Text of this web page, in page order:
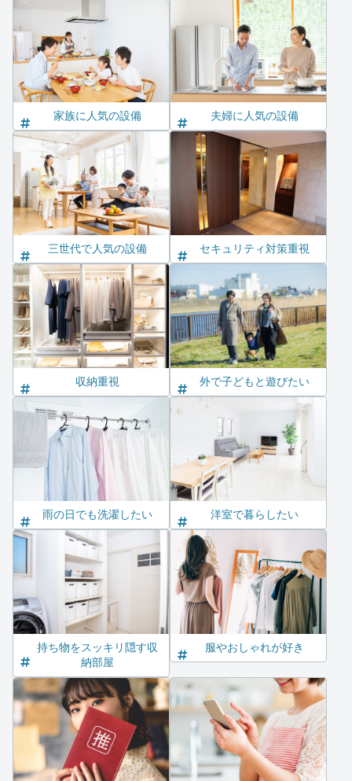
家族に人気の設備 夫婦に人気の設備
三世代で人気の設備 セキュリティ対策重視
収納重視 外で子どもと遊びたい
雨の日でも洗濯したい 洋室で暮らしたい
持ち物をスッキリ隠す収
納部屋
服やおしゃれが好き